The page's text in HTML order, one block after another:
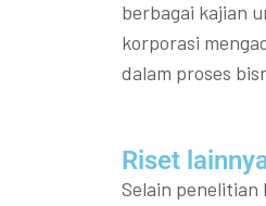
berbagai kajian
korporasi
dalam proses
Riset
Selain penelitian